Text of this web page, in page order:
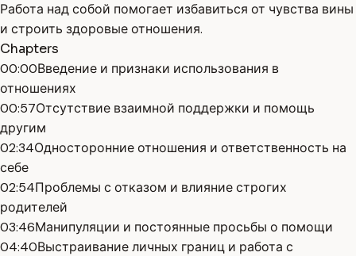
Работа над собой помогает избавиться от чувства вины
и строить здоровые отношения.
Chapters
00:00Введение и признаки использования в
отношениях
00:57Отсутствие взаимной поддержки и помощь
другим
02:34Односторонние отношения и ответственность на
себе
02:54Проблемы с отказом и влияние строгих
родителей
03:46Манипуляции и постоянные просьбы о помощи
04:40Выстраивание личных границ и работа с